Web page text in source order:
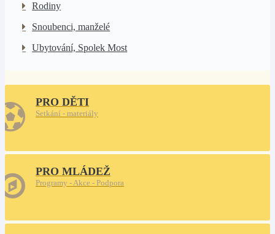
Rodiny
Snoubenci, manželé
Ubytování, Spolek Most
PRO DĚTI
Setkání - materiály
PRO MLÁDEŽ
Programy - Akce - Podpora